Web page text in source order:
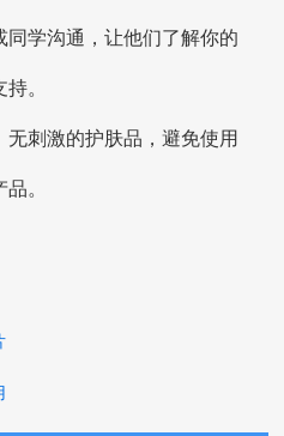
学沟通，让他们了解你的
。
刺激的护肤品，避免使用
。